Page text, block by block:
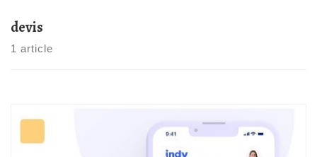
devis
1 article